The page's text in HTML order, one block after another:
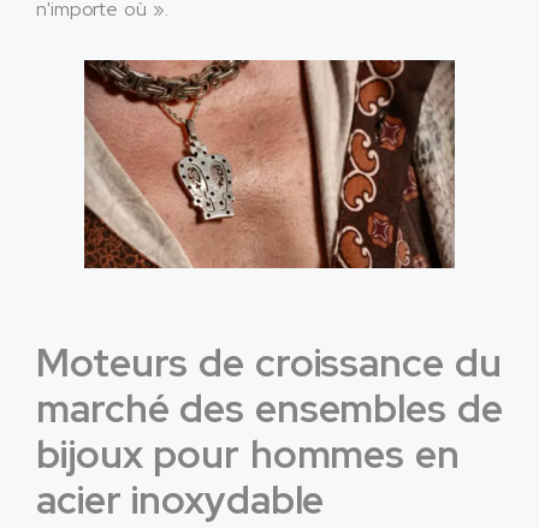
n'importe où ».
Moteurs de croissance du
marché des ensembles de
bijoux pour hommes en
acier inoxydable